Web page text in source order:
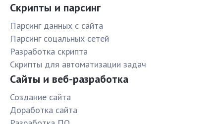
Скрипты и парсинг
Парсинг данных с сайта
Парсинг соцальных сетей
Разработка скрипта
Скрипты для автоматизации задач
Сайты и веб-разработка
Создание сайта
Доработка сайта